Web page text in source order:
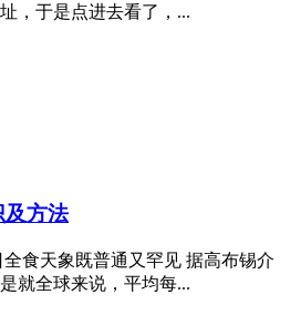
，于是点进去看了，...
及方法
全食天象既普通又罕见 据高布锡介
就全球来说，平均每...